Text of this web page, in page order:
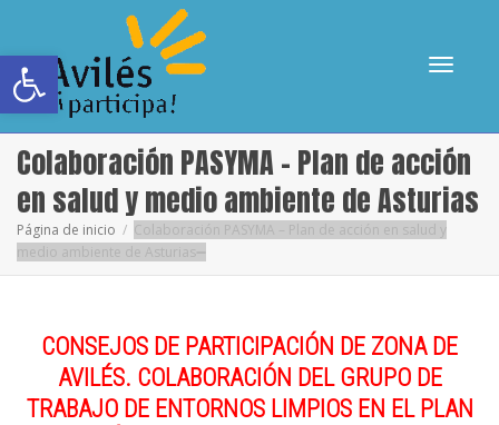
Abrir barra de herramientas
Colaboración PASYMA – Plan de acción
en salud y medio ambiente de Asturias
Página de inicio
Colaboración PASYMA – Plan de acción en salud y
medio ambiente de Asturias
CONSEJOS DE PARTICIPACIÓN DE ZONA DE
AVILÉS. COLABORACIÓN DEL GRUPO DE
TRABAJO DE ENTORNOS LIMPIOS EN EL PLAN